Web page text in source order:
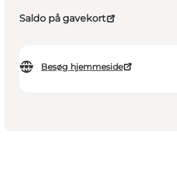
Saldo på gavekort
Besøg hjemmeside